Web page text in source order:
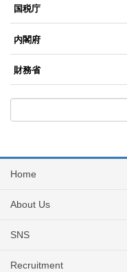
国税庁
内閣府
財務省
Home
About Us
SNS
Recruitment